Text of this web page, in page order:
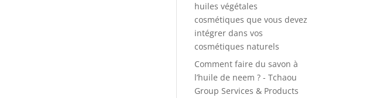
huiles végétales
cosmétiques que vous devez
intégrer dans vos
cosmétiques naturels
Comment faire du savon à
l’huile de neem ? - Tchaou
Group Services & Products